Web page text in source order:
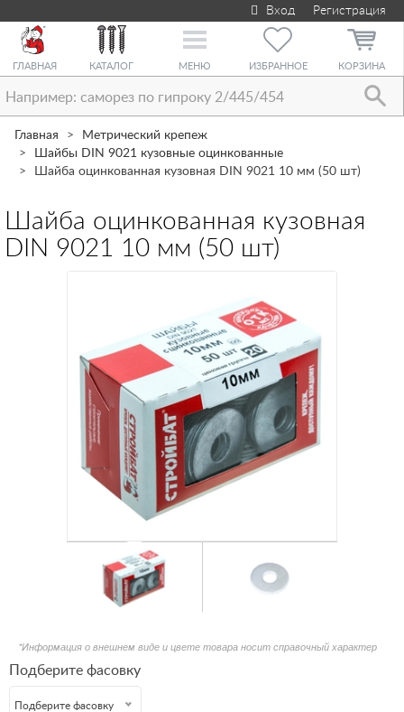
Вход Регистрация
ГЛАВНАЯ КАТАЛОГ
Toggle
МЕНЮ ИЗБРАННОЕ КОРЗИНА
Главная
Метрический крепеж
Шайбы DIN 9021 кузовные оцинкованные
Шайба оцинкованная кузовная DIN 9021 10 мм (50 шт)
Шайба оцинкованная кузовная
DIN 9021 10 мм (50 шт)
*Информация о внешнем виде и цвете товара носит справочный характер
Подберите фасовку
Подберите фасовку